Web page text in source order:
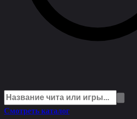
Смотреть каталог